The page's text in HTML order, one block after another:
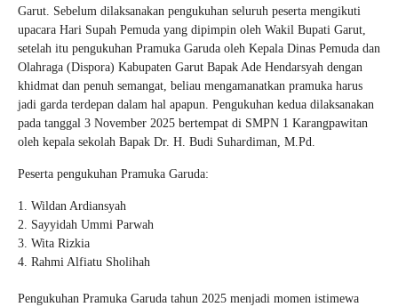
Garut. Sebelum dilaksanakan pengukuhan seluruh peserta mengikuti
upacara Hari Supah Pemuda yang dipimpin oleh Wakil Bupati Garut,
setelah itu pengukuhan Pramuka Garuda oleh Kepala Dinas Pemuda dan
Olahraga (Dispora) Kabupaten Garut Bapak Ade Hendarsyah dengan
khidmat dan penuh semangat, beliau mengamanatkan pramuka harus
jadi garda terdepan dalam hal apapun. Pengukuhan kedua dilaksanakan
pada tanggal 3 November 2025 bertempat di SMPN 1 Karangpawitan
oleh kepala sekolah Bapak Dr. H. Budi Suhardiman, M.Pd.
Peserta pengukuhan Pramuka Garuda:
Wildan Ardiansyah
Sayyidah Ummi Parwah
Wita Rizkia
Rahmi Alfiatu Sholihah
Pengukuhan Pramuka Garuda tahun 2025 menjadi momen istimewa